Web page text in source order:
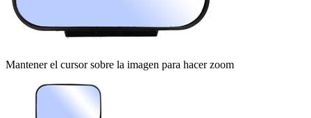
Mantener el cursor sobre la imagen para hacer zoom